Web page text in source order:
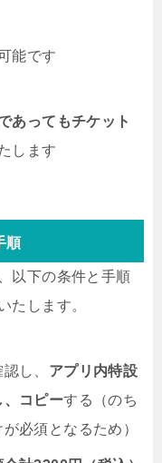
能です
あってもチケット
します
順
以下の条件と手順
たします。
し、 アプリ内特設
、コピーする（のち
必須となるため）